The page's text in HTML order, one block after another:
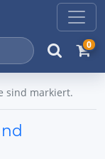
0
sind markiert.